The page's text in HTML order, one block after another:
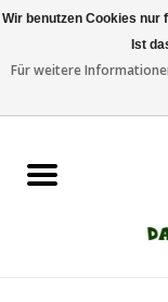
Dachzeltanhänger
Wir benutzen Cookies nur
Ist
Für weitere